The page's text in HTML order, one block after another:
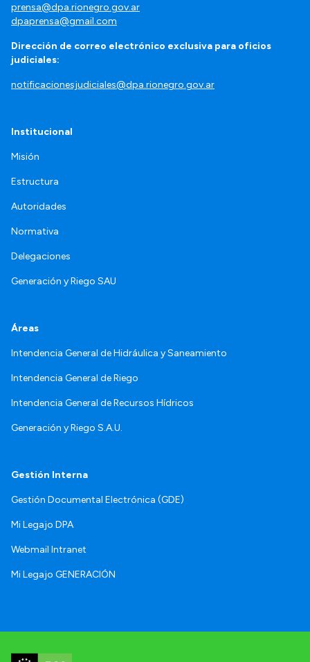
prensa@dpa.rionegro.gov.ar
dpaprensa@gmail.com
Dirección de correo electrónico exclusiva para oficios
judiciales:
notificacionesjudiciales@dpa.rionegro.gov.ar
Institucional
Misión
Estructura
Autoridades
Normativa
Delegaciones
Generación y Riego SAU
Áreas
Intendencia General de Hidráulica y Saneamiento
Intendencia General de Riego
Intendencia General de Recursos Hídricos
Generación y Riego S.A.U.
Gestión Interna
Gestión Documental Electrónica (GDE)
Mi Legajo DPA
Webmail Intranet
Mi Legajo GENERACIÓN